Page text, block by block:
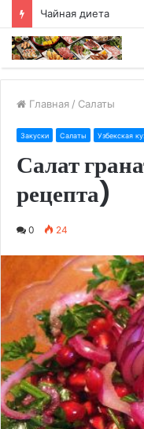
Чайная диета
Главная / Салаты
Закуски Салаты Узбекская
Салат
рецепта)
0 24